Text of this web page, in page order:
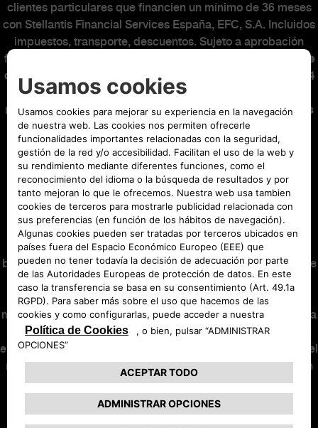
clientes particulares que financien un mínimo de 36 meses
con Stellantis Financial Services España, EFC, S.A. Incluidos
impuestos, transporte, descuentos. Sujeto a aprobación
financiera.
Entrada: 3.031,63€. Mensualidad de 449€ que se
componen de una cuota financiera para una duración de 34
meses de 416,89€ y de un seguro de crédito de 32,11€ al
mes. La cuota financiera de 4.500€ será abonada en el mes
12. Última cuota: 22.480,80€. Capital financiado con
comisión de apertura: 35.601,20€. Comisión de apertura
(3,95%): 1.352,81€. Intereses: 5.553,86€. Coste total del
crédito: 6.906,67€. Importe total adeudado: 41.155,06€.
Precio total a plazos: 44.186,69€. TIN: 6,49%. TAE: 8,58%.
Sistema de amortización francés.Precio al contado:
39.095,02€. El producto Easy Credit Eléctrico es una
operación de financiación que se ha configurado para
beneficiar al cliente en previsión de la eventual obtención de
la ayuda PLAN AUTO+ que se podrá desencadenar como
consecuencia de la adquisición del vehículo objeto de la
misma. Consecuencia de lo anterior, se ha hecho coincidir la
cuota número 12 de la operación con el importe con el que
eventualmente podrá ser beneficiario el cliente, minorando el
resto de cuotas. El cliente será responsable de cumplir con
los requisitos y realizar las actuaciones necesarias para la
solicitud y concesión de la ayuda PLAN AUTO+. La
concesión o no de la ayuda PLAN AUTO+ no alterará la